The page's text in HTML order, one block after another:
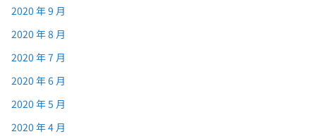
2020 年 9 月
2020 年 8 月
2020 年 7 月
2020 年 6 月
2020 年 5 月
2020 年 4 月